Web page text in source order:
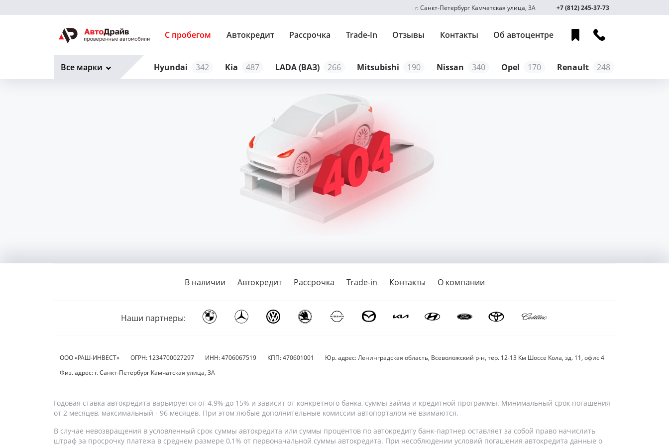
г. Санкт-Петербург Камчатская улица, 3А +7 (812) 245-37-73
С пробегом Автокредит Рассрочка Trade-In Отзывы Контакты Об автоцентре
Hyundai 342 Kia 487 LADA (ВАЗ) 266 Mitsubishi 190 Nissan 340 Opel 170 Renault 248
Все марки
В наличии Автокредит Рассрочка Trade-in Контакты О компании
Наши партнеры:
ООО «РАШ-ИНВЕСТ» ОГРН: 1234700027297 ИНН: 4706067519 КПП: 470601001
Юр. адрес: Ленинградская область, Всеволожский р-н, тер. 12-13 Км Шоссе Кола, зд. 11, офис 4
Физ. адрес: г. Санкт-Петербург Камчатская улица, 3А
Годовая ставка автокредита варьируется от 4.9% до 15% и зависит от конкретного банка, суммы займа и кредитной программы. Минимальный срок погашения
от 2 месяцев, максимальный - 96 месяцев. При этом любые дополнительные комиссии автопорталом не взимаются.
В случае невозвращения в условленный срок суммы автокредита или суммы процентов по автокредиту банк-партнер оставляет за собой право начислить
штраф за просрочку платежа в среднем размере 0,1% от первоначальной суммы автокредита. При несоблюдении условий погашения автокредита данные о